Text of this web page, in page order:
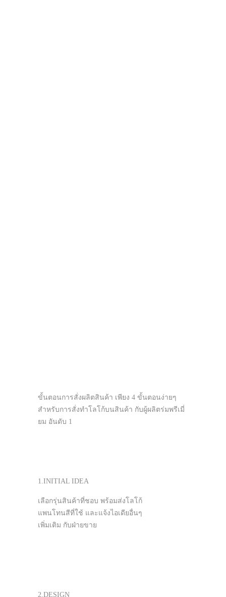
ขั้นตอนการสั่งผลิตสินค้า เพียง 4 ขั้นตอนง่ายๆ
สำหรับการสั่งทำโลโก้บนสินค้า กับผู้ผลิตร่มพรีเมี่
ยม อันดับ 1
1.INITIAL IDEA
เลือกรุ่นสินค้าที่ชอบ พร้อมส่งโลโก้
แพนโทนสีที่ใช้ และแจ้งไอเดียอื่นๆ
เพิ่มเติม กับฝ่ายขาย
2.DESIGN